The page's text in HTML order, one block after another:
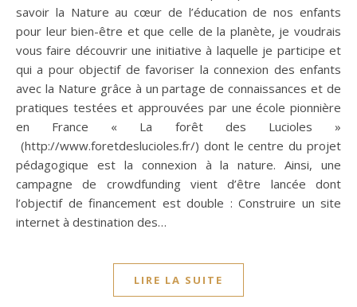
savoir la Nature au cœur de l’éducation de nos enfants
pour leur bien-être et que celle de la planète, je voudrais
vous faire découvrir une initiative à laquelle je participe et
qui a pour objectif de favoriser la connexion des enfants
avec la Nature grâce à un partage de connaissances et de
pratiques testées et approuvées par une école pionnière
en France « La forêt des Lucioles »
(http://www.foretdeslucioles.fr/) dont le centre du projet
pédagogique est la connexion à la nature. Ainsi, une
campagne de crowdfunding vient d’être lancée dont
l’objectif de financement est double : Construire un site
internet à destination des…
LIRE LA SUITE